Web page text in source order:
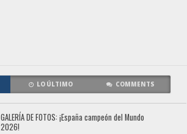
LO ÚLTIMO COMMENTS
GALERÍA DE FOTOS: ¡España campeón del Mundo
2026!